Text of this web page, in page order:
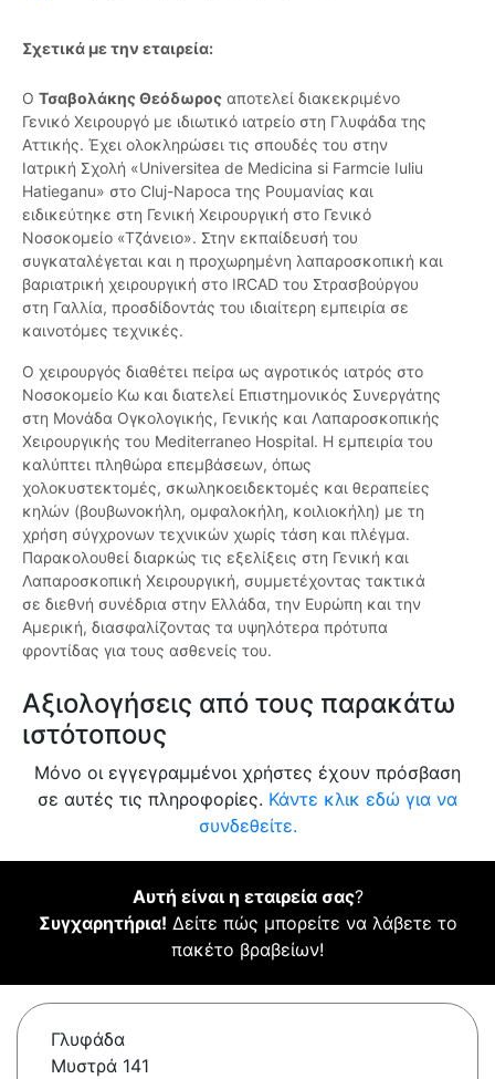
Σχετικά με την εταιρεία:
Ο Τσαβολάκης Θεόδωρος αποτελεί διακεκριμένο
Γενικό Χειρουργό με ιδιωτικό ιατρείο στη Γλυφάδα της
Αττικής. Έχει ολοκληρώσει τις σπουδές του στην
Ιατρική Σχολή «Universitea de Medicina si Farmcie Iuliu
Hatieganu» στο Cluj-Napoca της Ρουμανίας και
ειδικεύτηκε στη Γενική Χειρουργική στο Γενικό
Νοσοκομείο «Τζάνειο». Στην εκπαίδευσή του
συγκαταλέγεται και η προχωρημένη λαπαροσκοπική και
βαριατρική χειρουργική στο IRCAD του Στρασβούργου
στη Γαλλία, προσδίδοντάς του ιδιαίτερη εμπειρία σε
καινοτόμες τεχνικές.
Ο χειρουργός διαθέτει πείρα ως αγροτικός ιατρός στο
Νοσοκομείο Κω και διατελεί Επιστημονικός Συνεργάτης
στη Μονάδα Ογκολογικής, Γενικής και Λαπαροσκοπικής
Χειρουργικής του Mediterraneo Hospital. Η εμπειρία του
καλύπτει πληθώρα επεμβάσεων, όπως
χολοκυστεκτομές, σκωληκοειδεκτομές και θεραπείες
κηλών (βουβωνοκήλη, ομφαλοκήλη, κοιλιοκήλη) με τη
χρήση σύγχρονων τεχνικών χωρίς τάση και πλέγμα.
Παρακολουθεί διαρκώς τις εξελίξεις στη Γενική και
Λαπαροσκοπική Χειρουργική, συμμετέχοντας τακτικά
σε διεθνή συνέδρια στην Ελλάδα, την Ευρώπη και την
Αμερική, διασφαλίζοντας τα υψηλότερα πρότυπα
φροντίδας για τους ασθενείς του.
Αξιολογήσεις από τους παρακάτω
ιστότοπους
Μόνο οι εγγεγραμμένοι χρήστες έχουν πρόσβαση
σε αυτές τις πληροφορίες. Κάντε κλικ εδώ για να
συνδεθείτε.
Αυτή είναι η εταιρεία σας?
Συγχαρητήρια! Δείτε πώς μπορείτε να λάβετε το
πακέτο βραβείων!
Γλυφάδα
Μυστρά 141